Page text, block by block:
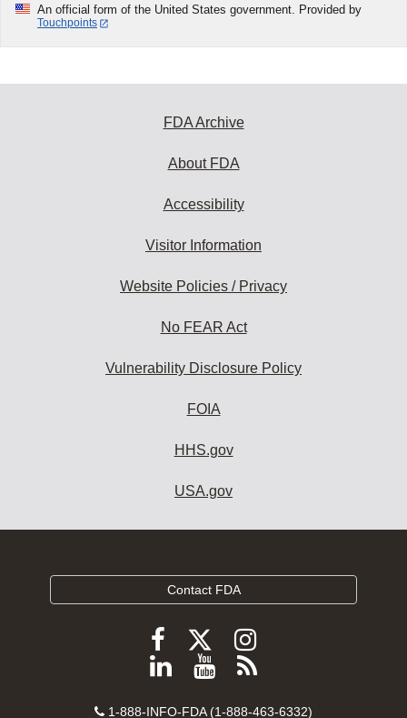
An official form of the United States government. Provided by
Touchpoints
FDA Archive
About FDA
Accessibility
Visitor Information
Website Policies / Privacy
No FEAR Act
Vulnerability Disclosure Policy
FOIA
HHS.gov
USA.gov
Contact FDA
Follow
FDA
Follow
FDA
Follow
FDA
Follow
ViewSubscribe
Contact
1-888-INFO-FDA (1-888-463-6332)